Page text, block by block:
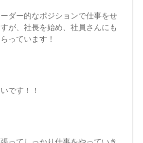
ダー的なポジションで仕事をせ
が、社長を始め、社員さんにも
っています！
です！！